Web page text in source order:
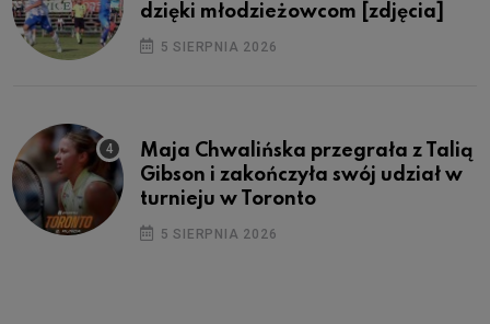
dzięki młodzieżowcom [zdjęcia]
5 SIERPNIA 2026
Maja Chwalińska przegrała z Talią
Gibson i zakończyła swój udział w
turnieju w Toronto
5 SIERPNIA 2026